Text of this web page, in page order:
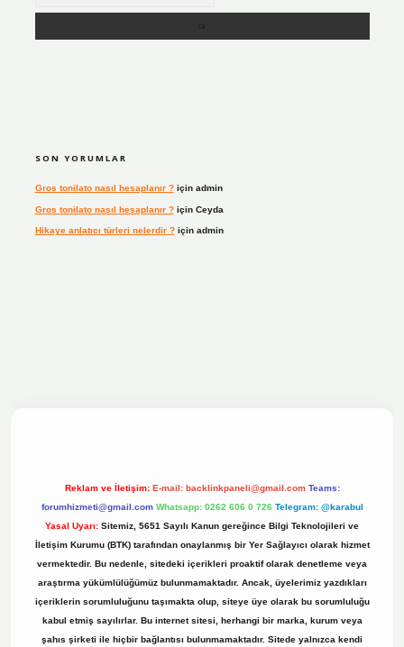
SON YORUMLAR
Gros tonilato nasıl hesaplanır ?için admin
Gros tonilato nasıl hesaplanır ?için Ceyda
Hikaye anlatıcı türleri nelerdir ?için admin
Reklam ve İletişim: E-mail: backlinkpaneli@gmail.com Teams:
forumhizmeti@gmail.com Whatsapp: 0262 606 0 726 Telegram: @karabul
Yasal Uyarı: Sitemiz, 5651 Sayılı Kanun gereğince Bilgi Teknolojileri ve
İletişim Kurumu (BTK) tarafından onaylanmış bir Yer Sağlayıcı olarak hizmet
vermektedir. Bu nedenle, sitedeki içerikleri proaktif olarak denetleme veya
araştırma yükümlülüğümüz bulunmamaktadır. Ancak, üyelerimiz yazdıkları
içeriklerin sorumluluğunu taşımakta olup, siteye üye olarak bu sorumluluğu
kabul etmiş sayılırlar. Bu internet sitesi, herhangi bir marka, kurum veya
şahıs şirketi ile hiçbir bağlantısı bulunmamaktadır. Sitede yalnızca kendi